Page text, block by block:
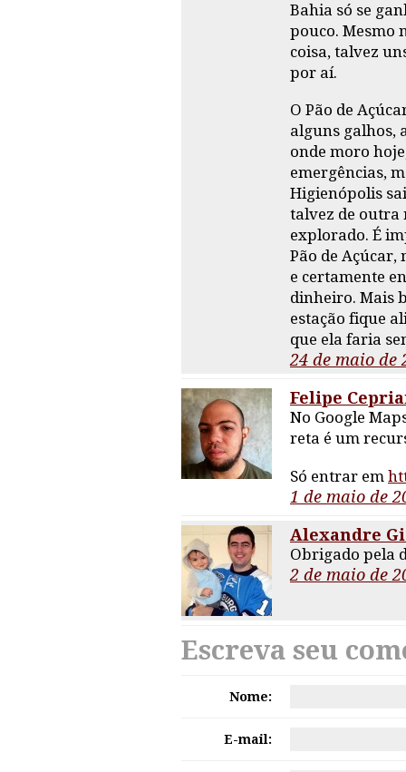
Bahia só se
pouco. Mesmo
coisa, talvez
por aí.
O Pão de
alguns galhos,
onde moro
emergências,
Higienópolis
talvez de outra
explorado. É
Pão de
e certamente
dinheiro. Mais
estação fique
que ela faria
24 de maio de
Felipe
No Google
reta é um
Só entrar em
1 de maio de
Alexandre
Obrigado pela
2 de maio de
Escreva seu
Nome:
E-mail: